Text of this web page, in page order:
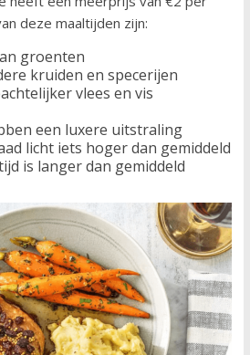
deze maaltijden zijn:
groenten
kruiden en specerijen
vlees en vis
een luxere uitstraling
licht iets hoger dan gemiddeld
is langer dan gemiddeld